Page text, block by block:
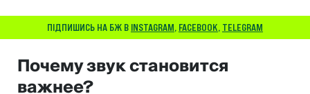
ПІДПИШИСЬ НА БЖ В INSTAGRAM, FACEBOOK, TELEGRAM
Почему звук становится
важнее?